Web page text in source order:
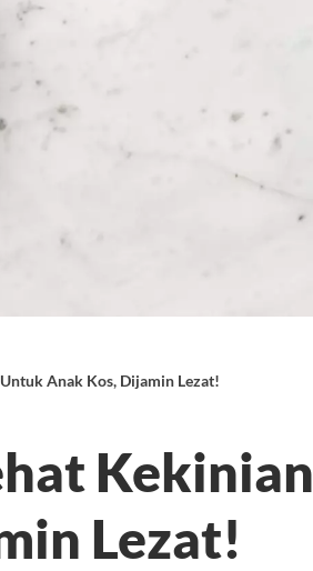
Anak Kos, Dijamin Lezat!
Kekinian
Lezat!